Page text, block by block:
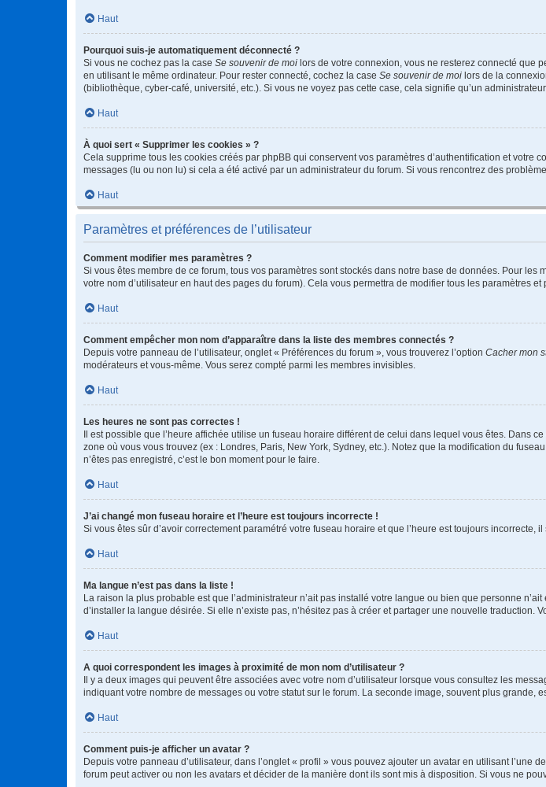
Haut
Pourquoi suis-je automatiquement déconnecté ?
Si vous ne cochez pas la case Se souvenir de moi lors de votre connexion, vous ne resterez connecté que
en utilisant le même ordinateur. Pour rester connecté, cochez la case Se souvenir de moi lors de la
(bibliothèque, cyber-café, université, etc.). Si vous ne voyez pas cette case, cela signifie qu’un
Haut
À quoi sert « Supprimer les cookies » ?
Cela supprime tous les cookies créés par phpBB qui conservent vos paramètres d’authentification et
messages (lu ou non lu) si cela a été activé par un administrateur du forum. Si vous rencontrez des
Haut
Paramètres et préférences de l’utilisateur
Comment modifier mes paramètres ?
Si vous êtes membre de ce forum, tous vos paramètres sont stockés dans notre base de données. Pour les
votre nom d’utilisateur en haut des pages du forum). Cela vous permettra de modifier tous les paramètres et
Haut
Comment empêcher mon nom d’apparaître dans la liste des membres connectés ?
Depuis votre panneau de l’utilisateur, onglet « Préférences du forum », vous trouverez l’option Cacher mon
modérateurs et vous-même. Vous serez compté parmi les membres invisibles.
Haut
Les heures ne sont pas correctes !
Il est possible que l’heure affichée utilise un fuseau horaire différent de celui dans lequel vous êtes. Dans
zone où vous vous trouvez (ex : Londres, Paris, New York, Sydney, etc.). Notez que la modification du
n’êtes pas enregistré, c’est le bon moment pour le faire.
Haut
J’ai changé mon fuseau horaire et l’heure est toujours incorrecte !
Si vous êtes sûr d’avoir correctement paramétré votre fuseau horaire et que l’heure est toujours
Haut
Ma langue n’est pas dans la liste !
La raison la plus probable est que l’administrateur n’ait pas installé votre langue ou bien que personne
d’installer la langue désirée. Si elle n’existe pas, n’hésitez pas à créer et partager une nouvelle traduction.
Haut
A quoi correspondent les images à proximité de mon nom d’utilisateur ?
Il y a deux images qui peuvent être associées avec votre nom d’utilisateur lorsque vous consultez les
indiquant votre nombre de messages ou votre statut sur le forum. La seconde image, souvent plus grande,
Haut
Comment puis-je afficher un avatar ?
Depuis votre panneau d’utilisateur, dans l’onglet « profil » vous pouvez ajouter un avatar en utilisant l’une
forum peut activer ou non les avatars et décider de la manière dont ils sont mis à disposition. Si vous ne